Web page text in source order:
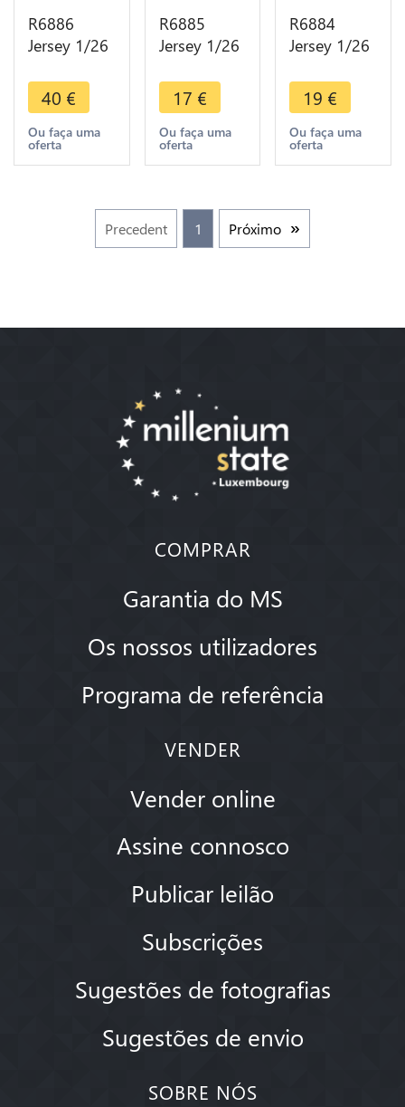
R6886
Jersey 1/26
Victoria
1861 ->
Make offer
40 €
Ou faça uma
oferta
R6885
Jersey 1/26
Victoria
1851 ->
Make offer
17 €
Ou faça uma
oferta
R6884
Jersey 1/26
Victoria
1851 ->
Make offer
19 €
Ou faça uma
oferta
Precedent 1 Próximo
COMPRAR
Garantia do MS
Os nossos utilizadores
Programa de referência
VENDER
Vender online
Assine connosco
Publicar leilão
Subscrições
Sugestões de fotografias
Sugestões de envio
SOBRE NÓS